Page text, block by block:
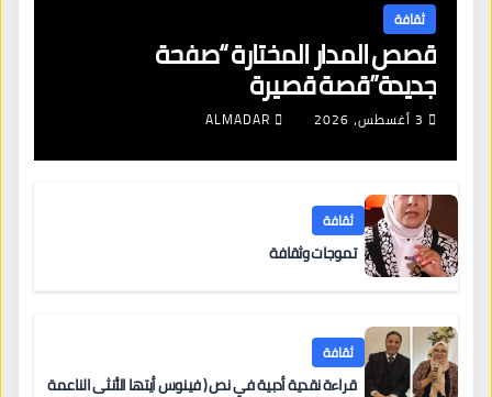
ثقافة
قصص المدار المختارة “صفحة
جديدة”قصة قصيرة
3 أغسطس، 2026 ALMADAR
ثقافة
تموجات وثقافة
ثقافة
قراءة نقدية أدبية في نص ( فينوس أيتها الأنثى الناعمة